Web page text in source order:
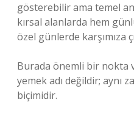
gösterebilir ama temel
kırsal alanlarda hem
özel günlerde karşımıza
Burada önemli bir nokta
yemek adı değildir; aynı
biçimidir.